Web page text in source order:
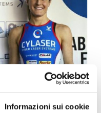
Informazioni sui cookie